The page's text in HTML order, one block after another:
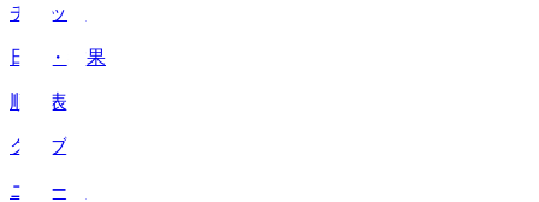
チケット
日程・結果
順位表
クラブ
ニュース